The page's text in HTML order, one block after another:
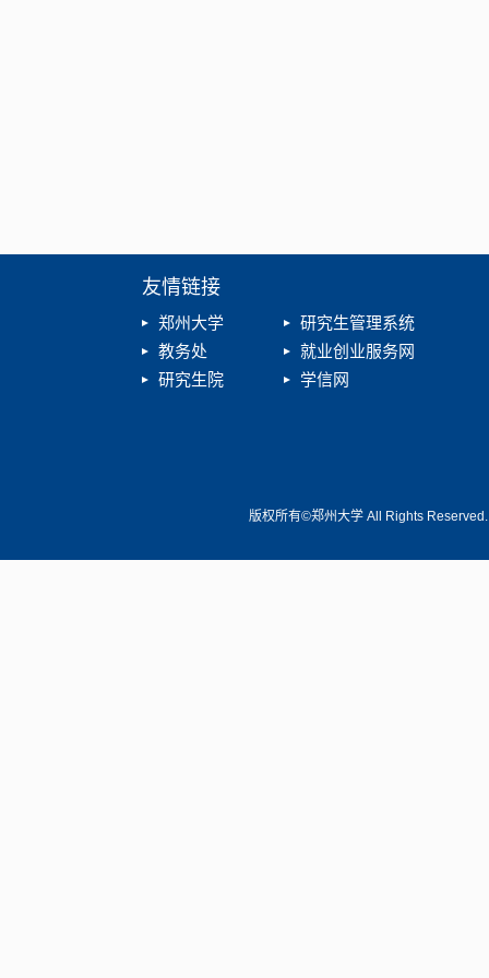
友情链接
郑州大学
教务处
研究生院
研究生管理系统
就业创业服务网
学信网
版权所有©郑州大学 All Rights